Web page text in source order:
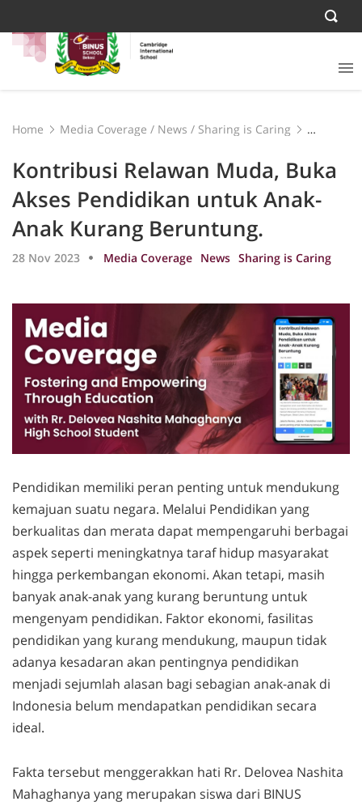
Home Media Coverage / News / Sharing is Caring
Anak-Anak Kurang Beruntung.
Kontribusi Relawan Muda, Buka
Akses Pendidikan untuk Anak-
Anak Kurang Beruntung.
28 Nov 2023 Media Coverage News Sharing is Caring
Pendidikan memiliki peran penting untuk mendukung
kemajuan suatu negara. Melalui Pendidikan yang
berkualitas dan merata dapat mempengaruhi berbagai
aspek seperti meningkatnya taraf hidup masyarakat
hingga perkembangan ekonomi. Akan tetapi, masih
banyak anak-anak yang kurang beruntung untuk
mengenyam pendidikan. Faktor ekonomi, fasilitas
pendidikan yang kurang mendukung, maupun tidak
adanya kesadaran akan pentingnya pendidikan
menjadi sejumlah alasan bagi sebagian anak-anak di
Indonesia belum mendapatkan pendidikan secara
ideal.
Fakta tersebut menggerakkan hati Rr. Delovea Nashita
Mahaghanya yang merupakan siswa dari BINUS